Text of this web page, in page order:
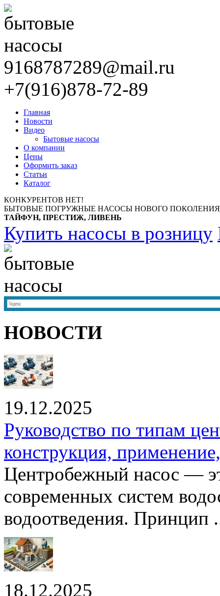
9168787289@mail.ru
+7(916)878-72-89
Главная
Новости
Видео
Бытовые насосы
О компании
Цены
Оформить заказ
Статьи
Каталог
КОНКУРЕНТОВ НЕТ!
БЫТОВЫЕ ПОГРУЖНЫЕ НАСОСЫ НОВОГО
ТАЙФУН, ПРЕСТИЖ, ЛИВЕНЬ
Купить насосы в розницу
НОВОСТИ
19.12.2025
Руководство по типам
конструкция,
Центробежный насос —
современных систем
водоотведения. Принцип
18.12.2025